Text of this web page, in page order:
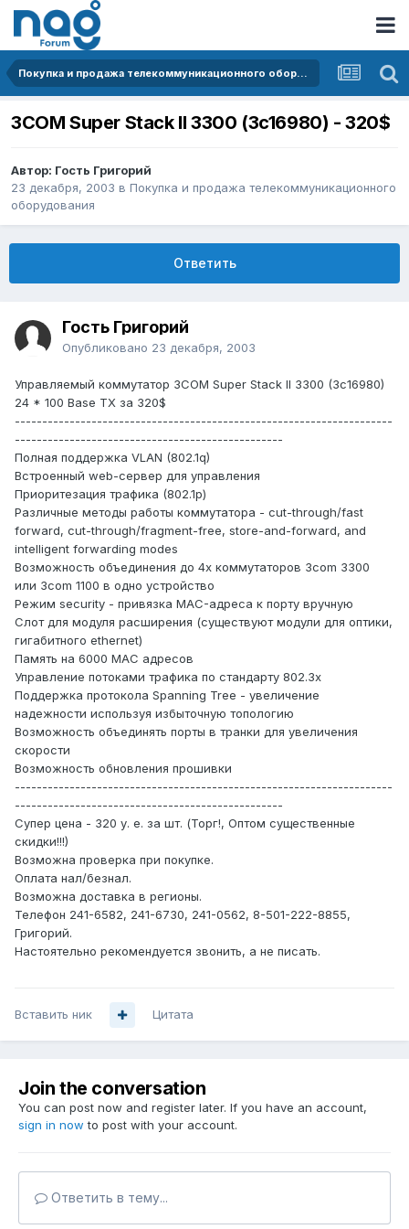
Покупка и продажа телекоммуникационного оборудования
3COM Super Stack II 3300 (3c16980) - 320$
Автор: Гость Григорий
23 декабря, 2003 в Покупка и продажа телекоммуникационного
оборудования
Ответить
Гость Григорий
Опубликовано 23 декабря, 2003
Управляемый коммутатор 3COM Super Stack II 3300 (3c16980)
24 * 100 Base TX за 320$
---------------------------------------------------------------------
-------------------------------------------------
Полная поддержка VLAN (802.1q)
Встроенный web-сервер для управления
Приоритезация трафика (802.1p)
Различные методы работы коммутатора - cut-through/fast
forward, cut-through/fragment-free, store-and-forward, and
intelligent forwarding modes
Возможность объединения до 4х коммутаторов 3com 3300
или 3com 1100 в одно устройство
Режим security - привязка MAC-адреса к порту вручную
Слот для модуля расширения (существуют модули для оптики,
гигабитного ethernet)
Память на 6000 MAC адресов
Управление потоками трафика по стандарту 802.3x
Поддержка протокола Spanning Tree - увеличение
надежности используя избыточную топологию
Возможность объединять порты в транки для увеличения
скорости
Возможность обновления прошивки
---------------------------------------------------------------------
-------------------------------------------------
Супер цена - 320 у. е. за шт. (Торг!, Оптом существенные
скидки!!!)
Возможна проверка при покупке.
Оплата нал/безнал.
Возможна доставка в регионы.
Телефон 241-6582, 241-6730, 241-0562, 8-501-222-8855,
Григорий.
Настоятельно рекомендуется звонить, а не писать.
Вставить ник Цитата
Join the conversation
You can post now and register later. If you have an account,
sign in now to post with your account.
Ответить в тему...